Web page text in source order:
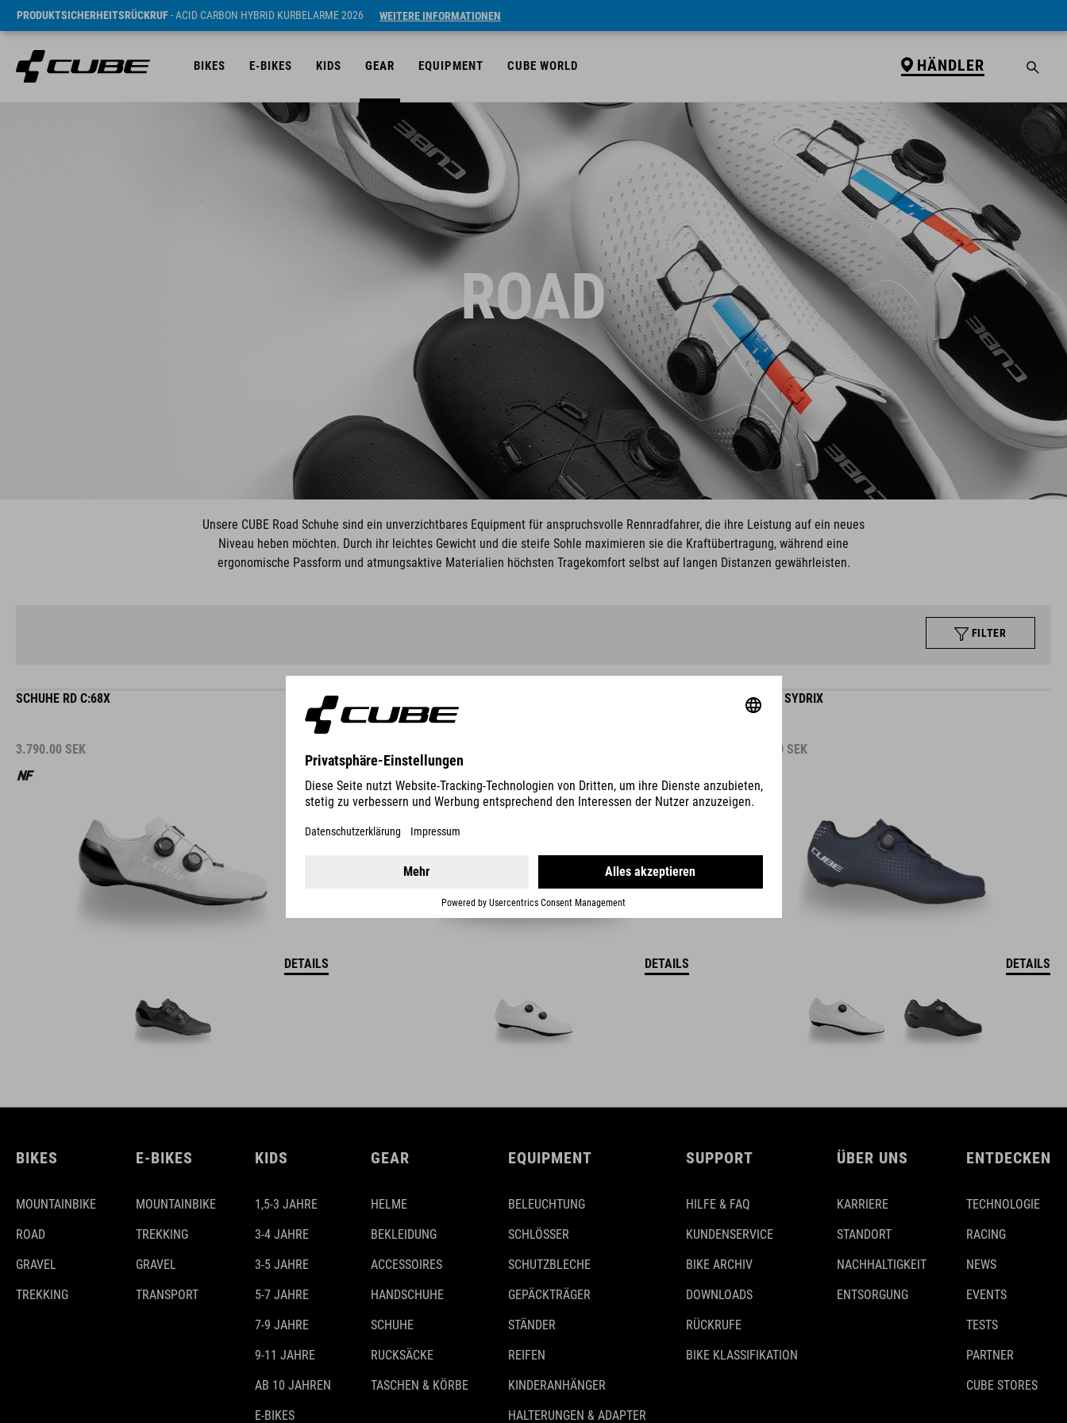
PRODUKTSICHERHEITSRÜCKRUF- ACID CARBON HYBRID KURBELARME 2026 WEITERE INFORMATIONEN
BIKES E-BIKES KIDS GEAR EQUIPMENT CUBE WORLD HÄNDLER
ROAD
Unsere CUBE Road Schuhe sind ein unverzichtbares Equipment für anspruchsvolle Rennradfahrer, die ihre Leistung auf ein neues
Niveau heben möchten. Durch ihr leichtes Gewicht und die steife Sohle maximieren sie die Kraftübertragung, während eine
ergonomische Passform und atmungsaktive Materialien höchsten Tragekomfort selbst auf langen Distanzen gewährleisten.
FILTER
SCHUHE RD C:68X
3.790.00 SEK
DETAILS DETAILS
SCHUHE SYDRIX
1.290.00 SEK
DETAILS
BIKES
MOUNTAINBIKE
ROAD
GRAVEL
TREKKING
E-BIKES
MOUNTAINBIKE
TREKKING
GRAVEL
TRANSPORT
KIDS
1,5-3 JAHRE
3-4 JAHRE
3-5 JAHRE
5-7 JAHRE
7-9 JAHRE
9-11 JAHRE
AB 10 JAHREN
E-BIKES
GEAR
HELME
BEKLEIDUNG
ACCESSOIRES
HANDSCHUHE
SCHUHE
RUCKSÄCKE
TASCHEN & KÖRBE
EQUIPMENT
BELEUCHTUNG
SCHLÖSSER
SCHUTZBLECHE
GEPÄCKTRÄGER
STÄNDER
REIFEN
KINDERANHÄNGER
HALTERUNGEN & ADAPTER
SUPPORT
HILFE & FAQ
KUNDENSERVICE
BIKE ARCHIV
DOWNLOADS
RÜCKRUFE
BIKE KLASSIFIKATION
ÜBER UNS
KARRIERE
STANDORT
NACHHALTIGKEIT
ENTSORGUNG
ENTDECKEN
TECHNOLOGIE
RACING
NEWS
EVENTS
TESTS
PARTNER
CUBE STORES